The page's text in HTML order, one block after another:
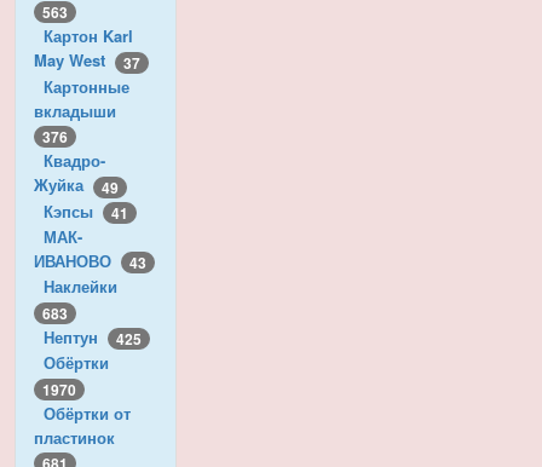
563
Картон Karl
May West
37
Картонные
вкладыши
376
Квадро-
Жуйка
49
Кэпсы 41
МАК-
ИВАНОВО
43
Наклейки
683
Нептун 425
Обёртки
1970
Обёртки от
пластинок